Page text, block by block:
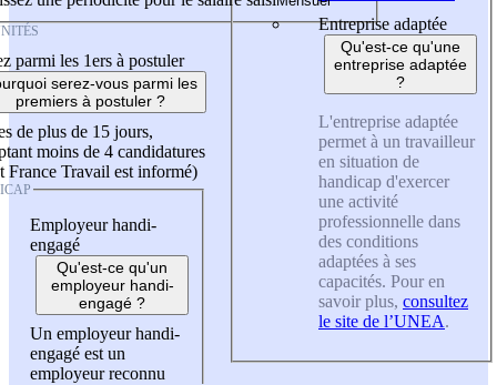
parmi les 1ers à postuler
serez-vous parmi les
premiers à postuler ?
de plus de 15 jours,
moins de 4 candidatures
France Travail est informé)
Employeur handi-
engagé
Qu'est-ce qu'un
employeur handi-
engagé ?
Un employeur handi-
engagé est un
employeur reconnu
Entreprise adaptée
Qu'est-ce qu'une
entreprise adaptée
?
L'entreprise adaptée
permet à un travailleur
en situation de
handicap d'exercer
une activité
professionnelle dans
des conditions
adaptées à ses
capacités. Pour en
savoir plus, consultez
le site de l’UNEA.